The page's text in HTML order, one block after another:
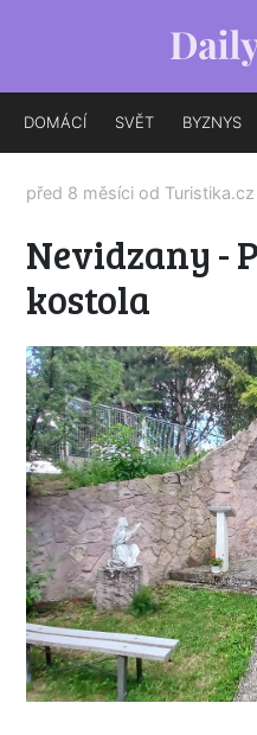
DOMÁCÍ SVĚT BYZNYS
před 8 měsíci od Turistika.cz
Nevidzany -
kostola